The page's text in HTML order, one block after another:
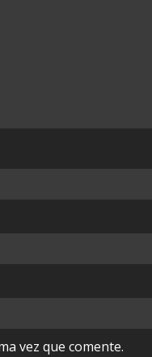
vez que comente.